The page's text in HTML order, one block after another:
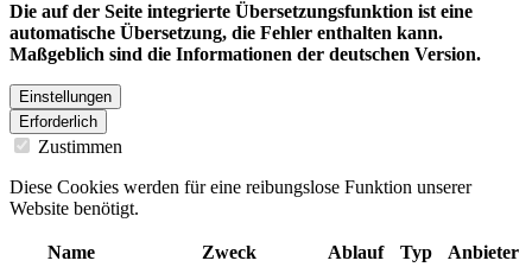
Die auf der Seite integrierte Übersetzungsfunktion ist eine
automatische Übersetzung, die Fehler enthalten kann.
Maßgeblich sind die Informationen der deutschen Version.
Einstellungen
Erforderlich
Zustimmen
Diese Cookies werden für eine reibungslose Funktion unserer
Website benötigt.
Name Zweck Ablauf Typ Anbieter